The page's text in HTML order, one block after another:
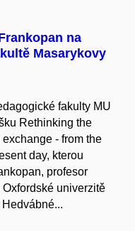
na
Masarykovy
fakulty MU
Rethinking the
- from the
day, kterou
profesor
univerzitě